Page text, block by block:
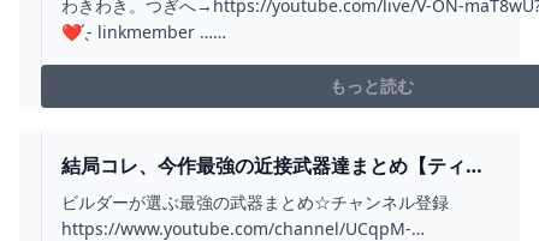
わきわき。つぎへ→https://youtube.com/live/V-ON-
❤︎‬‪ ̖́- linkmember …
もっと読む
結局コレ、今作最強の近接武器達まとめ【ティア
キン】【ゼルダの伝説 ティアーズ オブ ザ キング
ダム】 - YOUTUBE
ビルダーが選ぶ最強の武器まとめ☆チャンネル登録
https://www.youtube.com/channel/UCqpM-